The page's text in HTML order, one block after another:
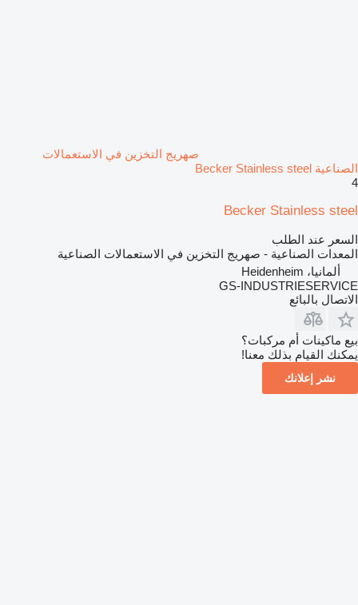
صهريج التخزين في الاستعمالات
الصناعية Becker Stainless steel
4
Becker Stainless steel
السعر عند الطلب
المعدات الصناعية - صهريج التخزين في الاستعمالات الصناعية
ألمانيا، Heidenheim
GS-INDUSTRIESERVICE
الاتصال بالبائع
بيع ماكينات أم مركبات؟
يمكنك القيام بذلك معنا!
نشر إعلانك